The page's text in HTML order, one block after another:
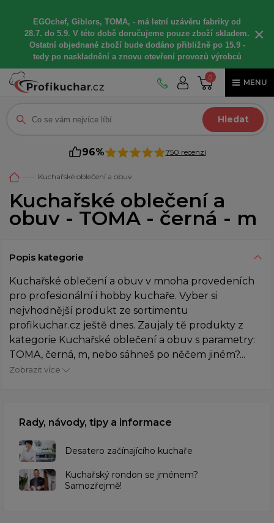
EGOchef, Giblors, TOMA, - má letní uzávěru fabriky od
28.7. do 5.9. V této době doručujeme pouze zboží skladem.
Ostatní objednané zboží bude dodáno přibližně po 15.9 -
tedy po naskladnění a znovu otevření provozů výrobců
×
0
MENU
Hledat
96% 750 recenzí
Kuchařské oblečení a obuv
Kuchařské oblečení a
obuv - TOMA - černá - m
Popis kategorie
Kuchařské oblečení a obuv v mnoha provedeních
pro profesionální i hobby kuchaře. Vyber si
nejvhodnější produkt ze sortimentu
profikuchar.cz ještě dnes. Zaujaly tě produkty z
kategorie Kuchařské oblečení a obuv s parametry:
TOMA, černá, m, nebo sáhneš po něčem jiném?...
Zobrazit více
Rady, návody, tipy a informace
Desatero začínajícího kuchaře
Kuchařský rondon se jménem?
Samozřejmě!